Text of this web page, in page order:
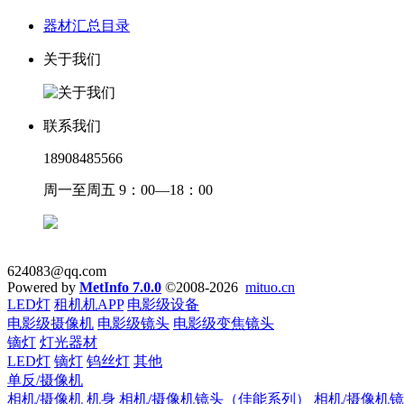
器材汇总目录
关于我们
联系我们
18908485566
周一至周五 9：00—18：00
624083@qq.com
Powered by MetInfo 7.0.0 ©2008-2026 mituo.cn
LED灯 租机机APP 电影级设备
电影级摄像机 电影级镜头 电影级变焦镜头
镝灯 灯光器材
LED灯 镝灯 钨丝灯 其他
单反/摄像机
相机/摄像机 机身 相机/摄像机镜头（佳能系列） 相机/摄像机